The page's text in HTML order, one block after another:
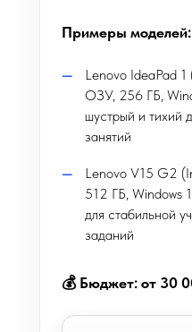
Примеры моделей:
Lenovo IdeaPad
ОЗУ, 256 ГБ,
шустрый и тихий
занятий
Lenovo V15 G2
512 ГБ, Windows
для стабильной
заданий
💰 Бюджет: от 30